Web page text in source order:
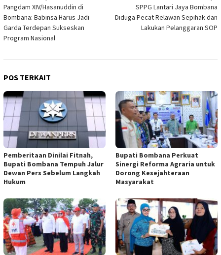
pos
Pangdam XIV/Hasanuddin di
Bombana: Babinsa Harus Jadi
Garda Terdepan Sukseskan
Program Nasional
SPPG Lantari Jaya Bombana
Diduga Pecat Relawan Sepihak dan
Lakukan Pelanggaran SOP
POS TERKAIT
Pemberitaan Dinilai Fitnah,
Bupati Bombana Tempuh Jalur
Dewan Pers Sebelum Langkah
Hukum
Bupati Bombana Perkuat
Sinergi Reforma Agraria untuk
Dorong Kesejahteraan
Masyarakat